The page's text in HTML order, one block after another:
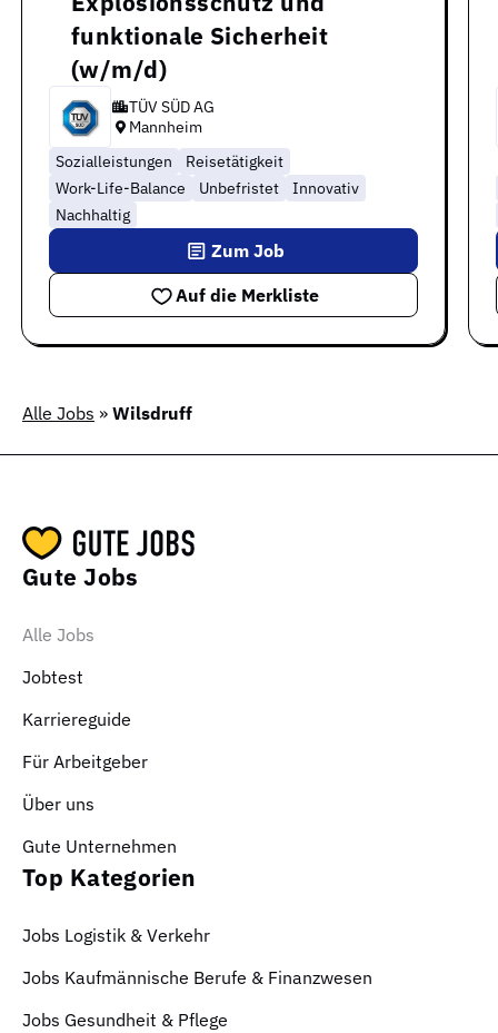
funktionale Sicherheit
(w/m/d)
TÜV SÜD AG
Mannheim
Sozialleistungen
Reisetätigkeit
Work-Life-Balance
Unbefristet
Innovativ
Nachhaltig
Auf die Merkliste
Zum Job
Alle Jobs » Wilsdruff
Gute Jobs
Alle Jobs
Jobtest
Karriereguide
Für Arbeitgeber
Über uns
Gute Unternehmen
Top Kategorien
Jobs Logistik & Verkehr
Jobs Kaufmännische Berufe & Finanzwesen
Jobs Gesundheit & Pflege